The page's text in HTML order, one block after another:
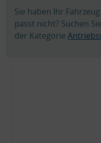
Sie haben Ihr
passt nicht? Suchen
der Kategorie